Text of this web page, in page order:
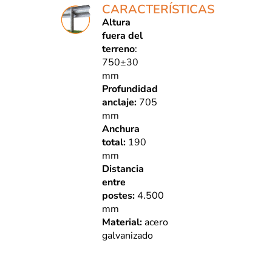
CARACTERÍSTICAS
Altura
fuera del
terreno:
750±30
mm
Profundidad
anclaje: 705
mm
Anchura
total: 190
mm
Distancia
entre
postes:4.500
mm
Material:acero
galvanizado